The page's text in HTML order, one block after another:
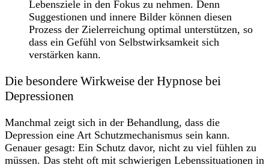
Lebensziele in den Fokus zu nehmen. Denn
Suggestionen und innere Bilder können diesen
Prozess der Zielerreichung optimal unterstützen, so
dass ein Gefühl von Selbstwirksamkeit sich
verstärken kann.
Die besondere Wirkweise der Hypnose bei
Depressionen
Manchmal zeigt sich in der Behandlung, dass die
Depression eine Art Schutzmechanismus sein kann.
Genauer gesagt: Ein Schutz davor, nicht zu viel fühlen zu
müssen. Das steht oft mit schwierigen Lebenssituationen in